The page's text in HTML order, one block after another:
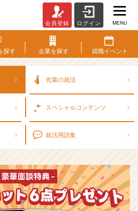
・
・
会員登録 ログイン MENU
探す 企業を探す 就職イベント
先輩の就活
スペシャルコンテンツ
就活用語集